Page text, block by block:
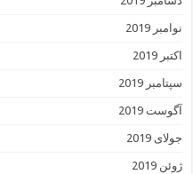
نوامبر 2019
اکتبر 2019
سپتامبر 2019
آگوست 2019
جولای 2019
ژوئن 2019